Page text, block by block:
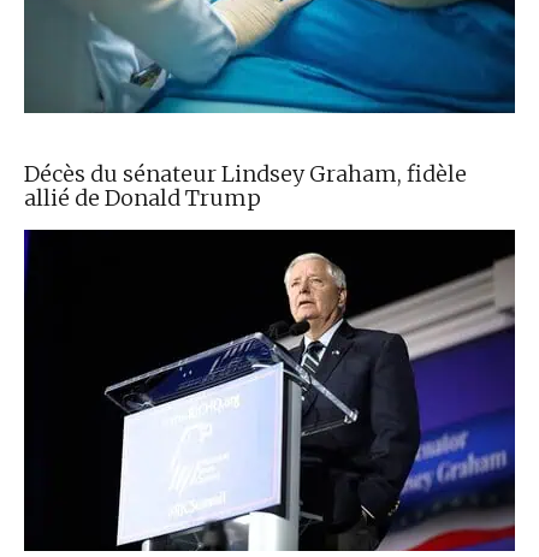
Décès du sénateur Lindsey Graham, fidèle
allié de Donald Trump